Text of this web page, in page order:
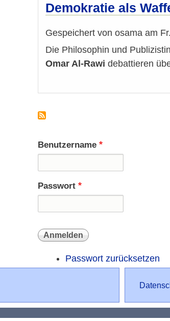
Demokratie als
Gespeichert von osama am
Die Philosophin und Publizistin
Omar Al-Rawi debattieren
Benutzername
Passwort
Passwort zurücksetzen